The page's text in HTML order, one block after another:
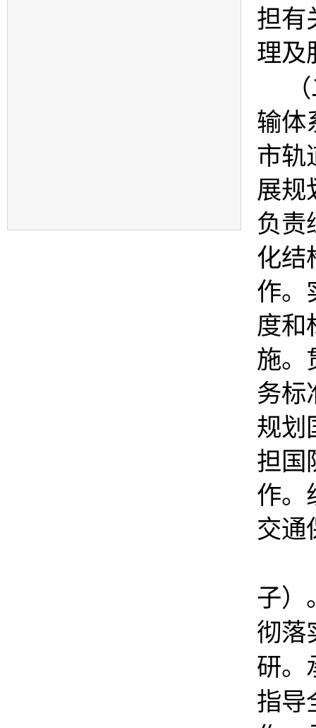
担有
理及
输体
市轨
展规
负责
化结
作。
度和
施。
务标
规划
担国
作。
交通
子）
彻落
研。
指导